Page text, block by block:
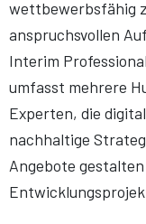
wettbewerbsfähig
anspruchsvollen
Interim
umfasst mehrere
Experten, die
nachhaltige
Angebote